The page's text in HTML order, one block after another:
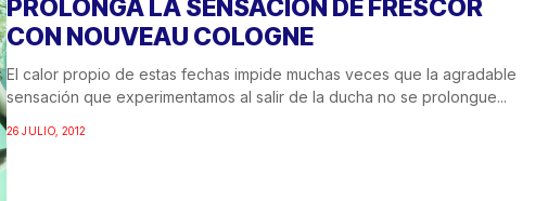
PROLONGA LA SENSACIÓN DE FRESCOR
CON NOUVEAU COLOGNE
El calor propio de estas fechas impide muchas veces que la agradable
sensación que experimentamos al salir de la ducha no se prolongue...
26 JULIO, 2012